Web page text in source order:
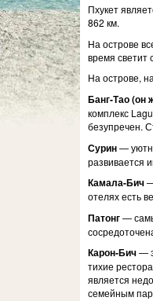
Пхукет
862 км.
На острове
время светит
На острове,
Банг-Тао (он
комплекс
безупречен.
Сурин—
развивается
Камала-Бич
отелях есть
Патонг—
Карон-Бич—
тихие
является
семейным